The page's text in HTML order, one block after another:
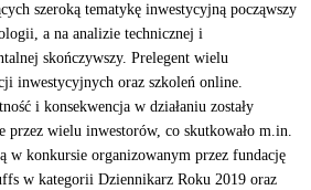
szeroką tematykę inwestycyjną począwszy
a na analizie technicznej i
skończywszy. Prelegent wielu
inwestycyjnych oraz szkoleń online.
i konsekwencja w działaniu zostały
przez wielu inwestorów, co skutkowało m.in.
w konkursie organizowanym przez fundację
w kategorii Dziennikarz Roku 2019 oraz